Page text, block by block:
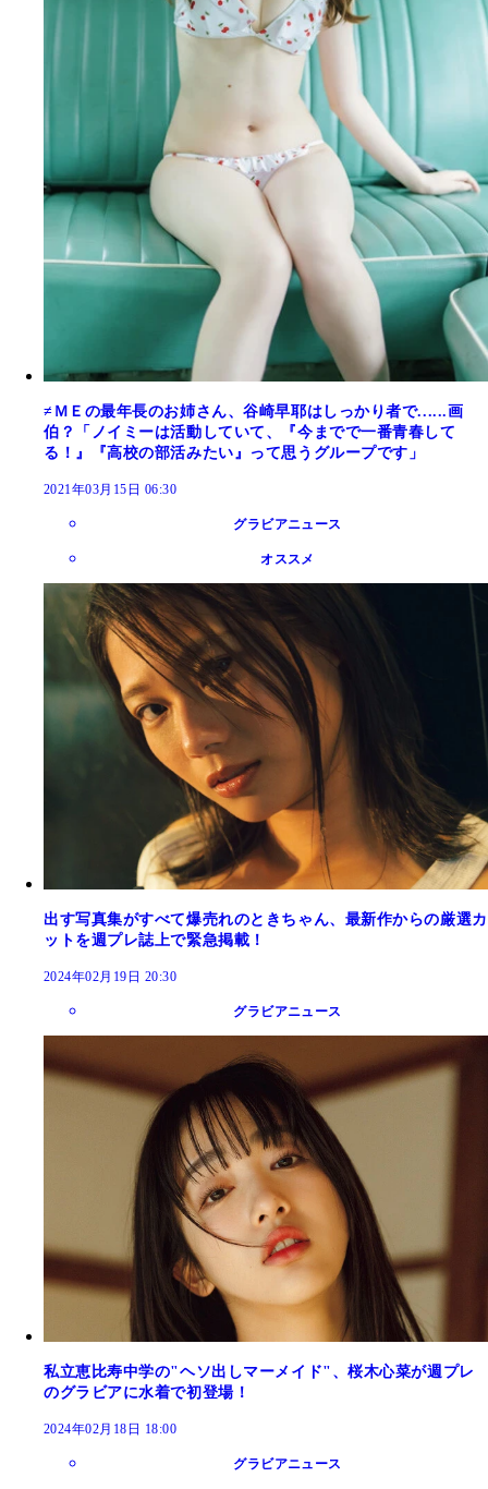
≠ＭＥの最年長のお姉さん、谷崎早耶はしっかり者で......画
伯？「ノイミーは活動していて、『今までで一番青春して
る！』『高校の部活みたい』って思うグループです」
2021年03月15日 06:30
グラビアニュース
オススメ
出す写真集がすべて爆売れのときちゃん、最新作からの厳選カ
ットを週プレ誌上で緊急掲載！
2024年02月19日 20:30
グラビアニュース
私立恵比寿中学の"ヘソ出しマーメイド"、桜木心菜が週プレ
のグラビアに水着で初登場！
2024年02月18日 18:00
グラビアニュース